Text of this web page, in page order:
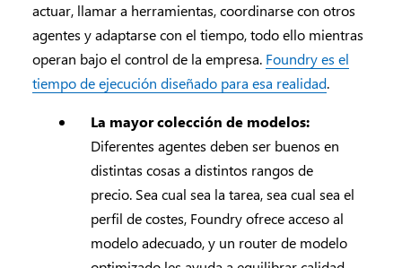
actuar, llamar a herramientas, coordinarse con otros
agentes y adaptarse con el tiempo, todo ello mientras
operan bajo el control de la empresa. Foundry es el
tiempo de ejecución diseñado para esa realidad.
La mayor colección de modelos:
Diferentes agentes deben ser buenos en
distintas cosas a distintos rangos de
precio. Sea cual sea la tarea, sea cual sea el
perfil de costes, Foundry ofrece acceso al
modelo adecuado, y un router de modelo